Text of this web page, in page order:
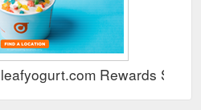
Rewards Show